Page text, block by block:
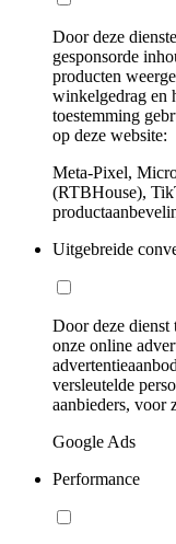
Door deze
gesponsorde
producten
winkelgedrag en
toestemming
op deze website:
Meta-Pixel,
(RTBHouse),
Uitgebreide
Door deze dienst
onze online
versleutelde
aanbieders, voor
Google Ads
Performance